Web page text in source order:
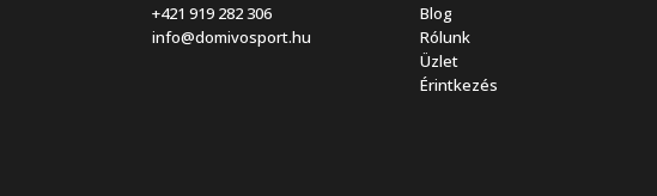
+421 919 282 306
info@domivosport.hu
Blog
Rólunk
Üzlet
Érintkezés